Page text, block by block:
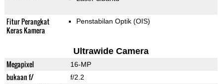
Fitur Perangkat
Keras Kamera
Penstabilan Optik (OIS)
Ultrawide Camera
Megapixel 16-MP
bukaan f/ f/2.2